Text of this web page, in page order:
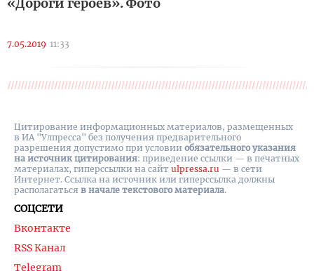
7.05.2019 11:33
СОЦСЕТИ
Вконтакте
RSS Канал
Telegram
Цитирование информационных материалов, размещенных
в ИА "Улпресса" без получения предварительного
разрешения допустимо при условии обязательного указания
на источник цитирования: приведение ссылки — в печатных
материалах, гиперссылки на cайт ulpressa.ru — в сети
Интернет. Ссылка на источник или гиперссылка должны
располагаться в начале текстового материала.